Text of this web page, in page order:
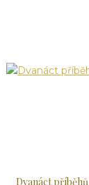
Dvanáct příběhů